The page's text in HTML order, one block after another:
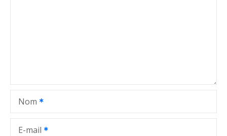
Nom
E-mail